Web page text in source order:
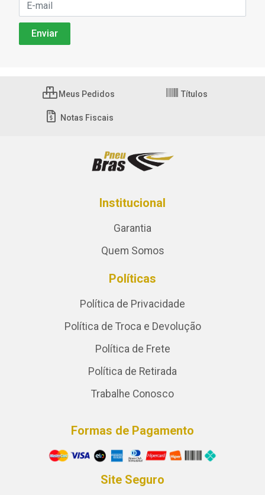
Meus Pedidos Títulos
Notas Fiscais
Institucional
Garantia
Quem Somos
Políticas
Política de Privacidade
Política de Troca e Devolução
Política de Frete
Política de Retirada
Trabalhe Conosco
Formas de Pagamento
Site Seguro